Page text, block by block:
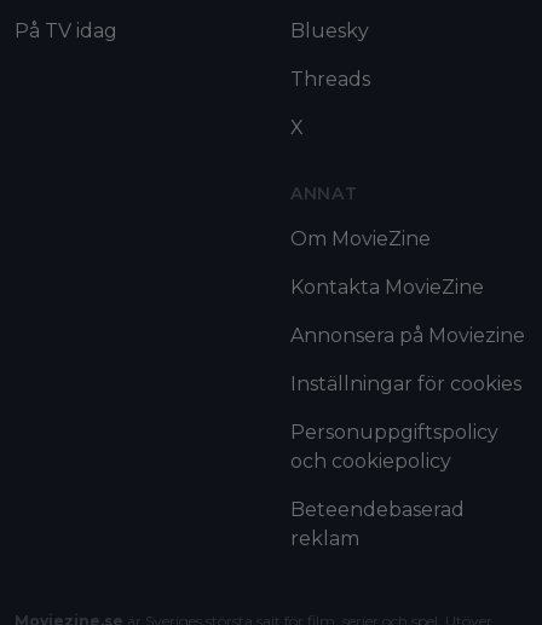
På TV idag Bluesky
Threads
X
ANNAT
Om MovieZine
Kontakta MovieZine
Annonsera på Moviezine
Inställningar för cookies
Personuppgiftspolicy
och cookiepolicy
Beteendebaserad
reklam
Moviezine.se är Sveriges största sajt för film, serier och spel. Utöver